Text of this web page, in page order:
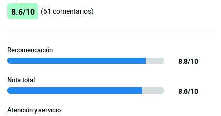
8.6/10 (61 comentarios)
Recomendación
8.8/10
Nota total
8.6/10
Atención y servicio